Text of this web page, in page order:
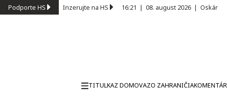
Podporte HS Inzerujte na HS 16:21 | 08. august 2026 | Oskár
TITULKAZ DOMOVAZO ZAHRANIČIA